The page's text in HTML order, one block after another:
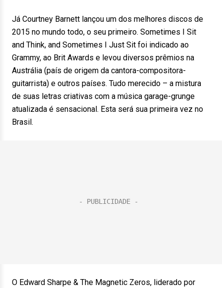
Já Courtney Barnett lançou um dos melhores discos de
2015 no mundo todo, o seu primeiro. Sometimes I Sit
and Think, and Sometimes I Just Sit foi indicado ao
Grammy, ao Brit Awards e levou diversos prêmios na
Austrália (país de origem da cantora-compositora-
guitarrista) e outros países. Tudo merecido – a mistura
de suas letras criativas com a música garage-grunge
atualizada é sensacional. Esta será sua primeira vez no
Brasil.
O Edward Sharpe & The Magnetic Zeros, liderado por